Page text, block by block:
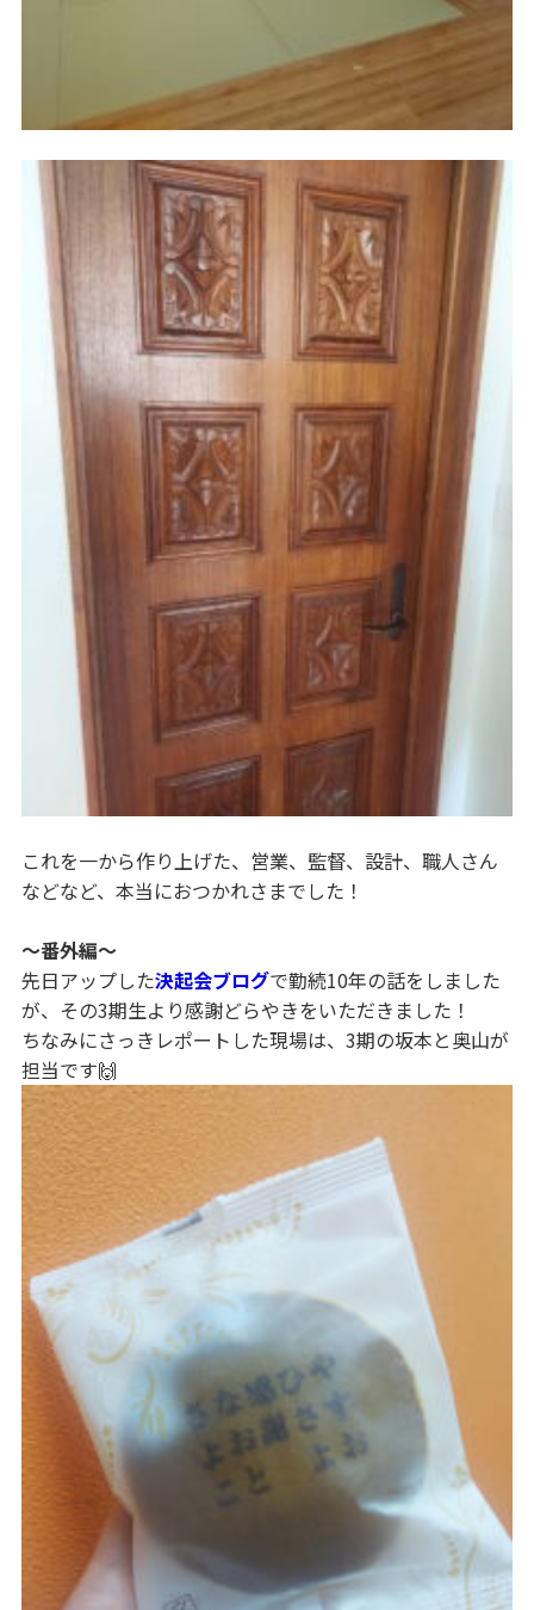
これを一から作り上げた、営業、監督、設計、職人さん
などなど、本当におつかれさまでした！
～番外編～
先日アップした決起会ブログで勤続10年の話をしました
が、その3期生より感謝どらやきをいただきました！
ちなみにさっきレポートした現場は、3期の坂本と奥山が
担当です🙌